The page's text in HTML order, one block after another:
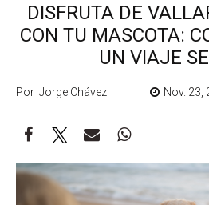
DISFRUTA DE
CON TU MASCOTA:
UN VIAJE
Por Jorge Chávez Nov. 23,